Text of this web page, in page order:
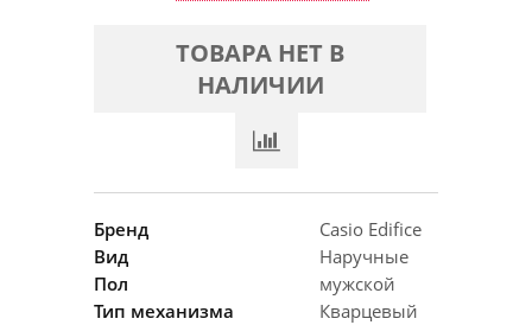
ТОВАРА НЕТ В
НАЛИЧИИ
Бренд
Casio Edifice
Вид
Наручные
Пол
мужской
Тип механизма
Кварцевый